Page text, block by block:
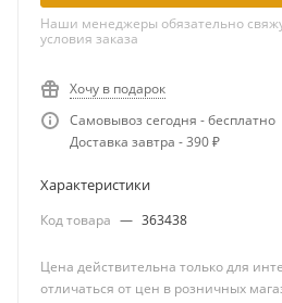
Наши менеджеры обязательно
условия заказа
Хочу в подарок
Самовывоз сегодня - бесплатно
Доставка завтра - 390 ₽
Характеристики
Код товара — 363438
Цена действительна только для
отличаться от цен в розничных